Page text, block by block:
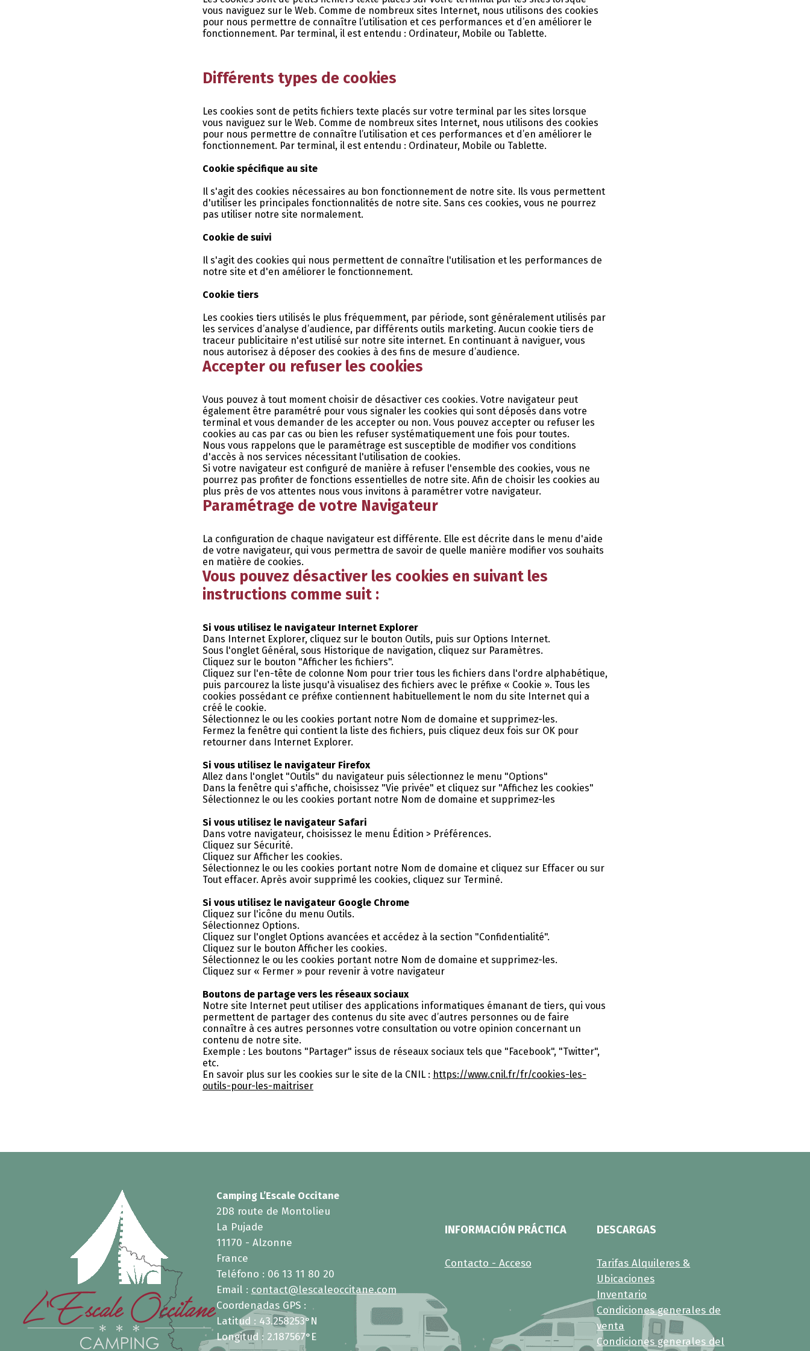
vous naviguez sur le Web. Comme de nombreux sites Internet, nous utilisons des cookies
pour nous permettre de connaître l’utilisation et ces performances et d’en améliorer le
fonctionnement. Par terminal, il est entendu : Ordinateur, Mobile ou Tablette.
Différents types de cookies
Les cookies sont de petits fichiers texte placés sur votre terminal par les sites lorsque
vous naviguez sur le Web. Comme de nombreux sites Internet, nous utilisons des cookies
pour nous permettre de connaître l’utilisation et ces performances et d’en améliorer le
fonctionnement. Par terminal, il est entendu : Ordinateur, Mobile ou Tablette.
Cookie spécifique au site
Il s'agit des cookies nécessaires au bon fonctionnement de notre site. Ils vous permettent
d'utiliser les principales fonctionnalités de notre site. Sans ces cookies, vous ne pourrez
pas utiliser notre site normalement.
Cookie de suivi
Il s'agit des cookies qui nous permettent de connaître l'utilisation et les performances de
notre site et d'en améliorer le fonctionnement.
Cookie tiers
Les cookies tiers utilisés le plus fréquemment, par période, sont généralement utilisés par
les services d’analyse d’audience, par différents outils marketing. Aucun cookie tiers de
traceur publicitaire n'est utilisé sur notre site internet. En continuant à naviguer, vous
nous autorisez à déposer des cookies à des fins de mesure d’audience.
Accepter ou refuser les cookies
Vous pouvez à tout moment choisir de désactiver ces cookies. Votre navigateur peut
également être paramétré pour vous signaler les cookies qui sont déposés dans votre
terminal et vous demander de les accepter ou non. Vous pouvez accepter ou refuser les
cookies au cas par cas ou bien les refuser systématiquement une fois pour toutes.
Nous vous rappelons que le paramétrage est susceptible de modifier vos conditions
d'accès à nos services nécessitant l'utilisation de cookies.
Si votre navigateur est configuré de manière à refuser l'ensemble des cookies, vous ne
pourrez pas profiter de fonctions essentielles de notre site. Afin de choisir les cookies au
plus près de vos attentes nous vous invitons à paramétrer votre navigateur.
Paramétrage de votre Navigateur
La configuration de chaque navigateur est différente. Elle est décrite dans le menu d'aide
de votre navigateur, qui vous permettra de savoir de quelle manière modifier vos souhaits
en matière de cookies.
Vous pouvez désactiver les cookies en suivant les
instructions comme suit :
Si vous utilisez le navigateur Internet Explorer
Dans Internet Explorer, cliquez sur le bouton Outils, puis sur Options Internet.
Sous l'onglet Général, sous Historique de navigation, cliquez sur Paramètres.
Cliquez sur le bouton "Afficher les fichiers".
Cliquez sur l'en-tête de colonne Nom pour trier tous les fichiers dans l'ordre alphabétique,
puis parcourez la liste jusqu'à visualisez des fichiers avec le préfixe « Cookie ». Tous les
cookies possédant ce préfixe contiennent habituellement le nom du site Internet qui a
créé le cookie.
Sélectionnez le ou les cookies portant notre Nom de domaine et supprimez-les.
Fermez la fenêtre qui contient la liste des fichiers, puis cliquez deux fois sur OK pour
retourner dans Internet Explorer.
Si vous utilisez le navigateur Firefox
Allez dans l'onglet "Outils" du navigateur puis sélectionnez le menu "Options"
Dans la fenêtre qui s'affiche, choisissez "Vie privée" et cliquez sur "Affichez les cookies"
Sélectionnez le ou les cookies portant notre Nom de domaine et supprimez-les
Si vous utilisez le navigateur Safari
Dans votre navigateur, choisissez le menu Édition > Préférences.
Cliquez sur Sécurité.
Cliquez sur Afficher les cookies.
Sélectionnez le ou les cookies portant notre Nom de domaine et cliquez sur Effacer ou sur
Tout effacer. Après avoir supprimé les cookies, cliquez sur Terminé.
Si vous utilisez le navigateur Google Chrome
Cliquez sur l'icône du menu Outils.
Sélectionnez Options.
Cliquez sur l'onglet Options avancées et accédez à la section "Confidentialité".
Cliquez sur le bouton Afficher les cookies.
Sélectionnez le ou les cookies portant notre Nom de domaine et supprimez-les.
Cliquez sur « Fermer » pour revenir à votre navigateur
Boutons de partage vers les réseaux sociaux
Notre site Internet peut utiliser des applications informatiques émanant de tiers, qui vous
permettent de partager des contenus du site avec d’autres personnes ou de faire
connaître à ces autres personnes votre consultation ou votre opinion concernant un
contenu de notre site.
Exemple : Les boutons "Partager" issus de réseaux sociaux tels que "Facebook", "Twitter",
etc.
En savoir plus sur les cookies sur le site de la CNIL : https://www.cnil.fr/fr/cookies-les-
outils-pour-les-maitriser
Camping L’Escale Occitane
2D8 route de Montolieu
La Pujade
11170 - Alzonne
France
Teléfono : 06 13 11 80 20
Email : contact@lescaleoccitane.com
Coordenadas GPS :
Latitud : 43.258253°N
Longitud : 2.187567°E
INFORMACIÓN PRÁCTICA
Contacto - Acceso
DESCARGAS
Tarifas Alquileres &
Ubicaciones
Inventario
Condiciones generales de
venta
Condiciones generales del